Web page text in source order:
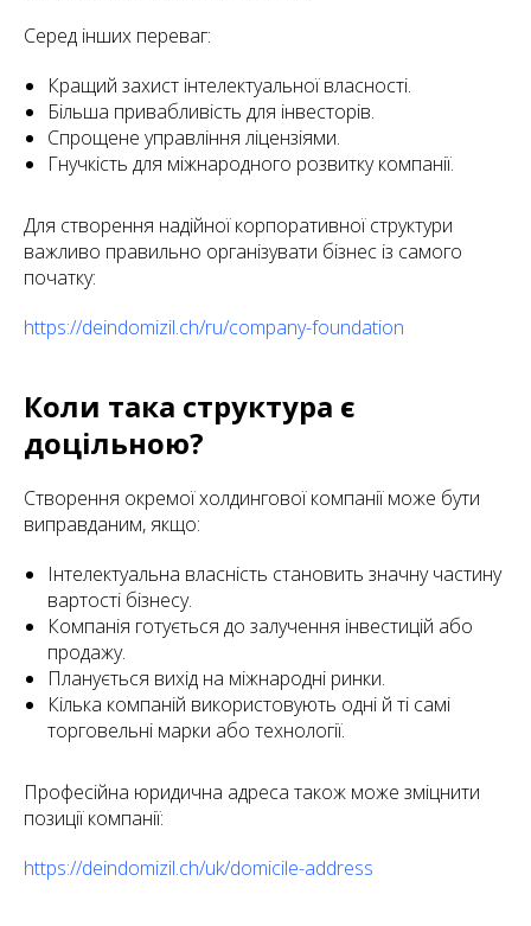
Серед інших переваг:
Кращий захист інтелектуальної власності.
Більша привабливість для інвесторів.
Спрощене управління ліцензіями.
Гнучкість для міжнародного розвитку компанії.
Для створення надійної корпоративної структури
важливо правильно організувати бізнес із самого
початку:
https://deindomizil.ch/ru/company-foundation
Коли така структура є
доцільною?
Створення окремої холдингової компанії може бути
виправданим, якщо:
Інтелектуальна власність становить значну частину
вартості бізнесу.
Компанія готується до залучення інвестицій або
продажу.
Планується вихід на міжнародні ринки.
Кілька компаній використовують одні й ті самі
торговельні марки або технології.
Професійна юридична адреса також може зміцнити
позиції компанії:
https://deindomizil.ch/uk/domicile-address